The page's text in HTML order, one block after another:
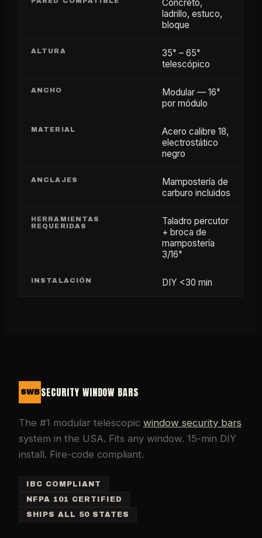
Concreto,
ladrillo, estuco,
bloque
ALTURA
35" – 65"
telescópico
ANCHO
Modular — 16"
por módulo
MATERIAL
Acero calibre 18,
electrostático
negro
ANCLAJES
Mampostería de
carburo incluidos
HERRAMIENTAS
REQUERIDAS
Taladro percutor
+ broca de
mampostería
3/16"
INSTALACIÓN DIY <30 min
SWB SECURITY WINDOW BARS
The #1 modular telescopic window security bars
system in the USA. Fits any window. 15-min DIY
install. Fire-code compliant.
IBC COMPLIANT
NFPA 101 CERTIFIED
SHIPS ALL 50 STATES